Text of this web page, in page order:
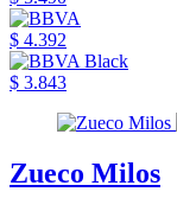
$ 4.392
$ 3.843
Zueco Milos